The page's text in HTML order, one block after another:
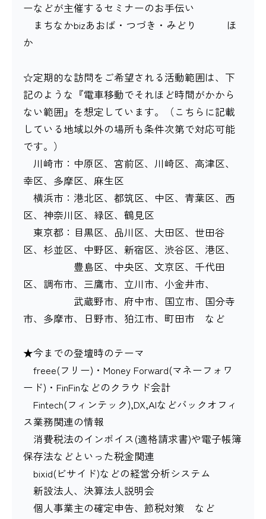
ーなどが主催するセミナーのお手伝い
まちなかbizあおば・つづき・みどり ほ
か
☆定期的な訪問をご希望される活動範囲は、下
記のような『電車移動でそれほど時間がかから
ない範囲』を想定しています。（こちらに記載
している地域以外の場所も条件次第で対応可能
です。）
川崎市：中原区、宮前区、川崎区、高津区、
幸区、多摩区、麻生区
横浜市：港北区、都筑区、中区、青葉区、西
区、神奈川区、緑区、鶴見区
東京都：目黒区、品川区、大田区、世田谷
区、杉並区、中野区、新宿区、渋谷区、港区、
豊島区、中央区、文京区、千代田
区、調布市、三鷹市、立川市、小金井市、
武蔵野市、府中市、国立市、国分寺
市、多摩市、日野市、狛江市、町田市 など
★今までの登壇時のテーマ
freee(フリー)・Money Forward(マネーフォワ
ード)・FinFinなどのクラウド会計
Fintech(フィンテック),DX,AIなどバックオフィ
ス業務関連の情報
消費税法のインボイス(適格請求書)や電子帳簿
保存法などといった税金関連
bixid(ビサイド)などの経営分析システム
新設法人、決算法人説明会
個人事業主の確定申告、節税対策 など